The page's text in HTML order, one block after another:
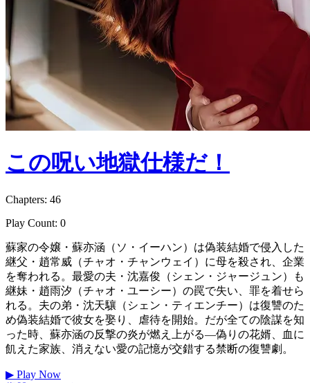
この呪い地獄仕様だ！
Chapters: 46
Play Count: 0
蘇家の令嬢・蘇亦涵（ソ・イーハン）は偽装結婚で侵入した
継父・趙常威（チャオ・チャンウェイ）に母を殺され、企業
を奪われる。最愛の夫・沈嘉俊（シェン・ジャージュン）も
継妹・趙雨汐（チャオ・ユーシー）の罠で失い、罪を着せら
れる。夫の弟・沈天驤（シェン・ティエンチー）は復讐のた
め偽装結婚で彼女を娶り、虐待を開始。だが全ての陰謀を知
った時、蘇亦涵の反撃の炎が燃え上がる―偽りの花婿、血に
飢えた家族、消えない愛の記憶が交錯する禁断の復讐劇。
▶ Play Now